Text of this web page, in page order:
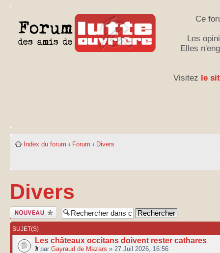
Ce
Les
Elles
Visitez le
Index du forum ‹ Forum ‹ Divers
Divers
Publier un
nouveau sujet
SUJET(S)
Les châteaux occitans doivent rester cathares
par Gayraud de Mazars » 27 Juil 2026, 16:56